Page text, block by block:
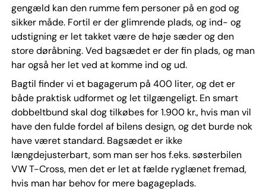
gengæld kan den rumme fem personer på en god og
sikker måde. Fortil er der glimrende plads, og ind- og
udstigning er let takket være de høje sæder og den
store døråbning. Ved bagsædet er der fin plads, og man
har også her let ved at komme ind og ud.
Bagtil finder vi et bagagerum på 400 liter, og det er
både praktisk udformet og let tilgængeligt. En smart
dobbeltbund skal dog tilkøbes for 1.900 kr., hvis man vil
have den fulde fordel af bilens design, og det burde nok
have været standard. Bagsædet er ikke
længdejusterbart, som man ser hos f.eks. søsterbilen
VW T-Cross, men det er let at fælde ryglænet fremad,
hvis man har behov for mere bagageplads.